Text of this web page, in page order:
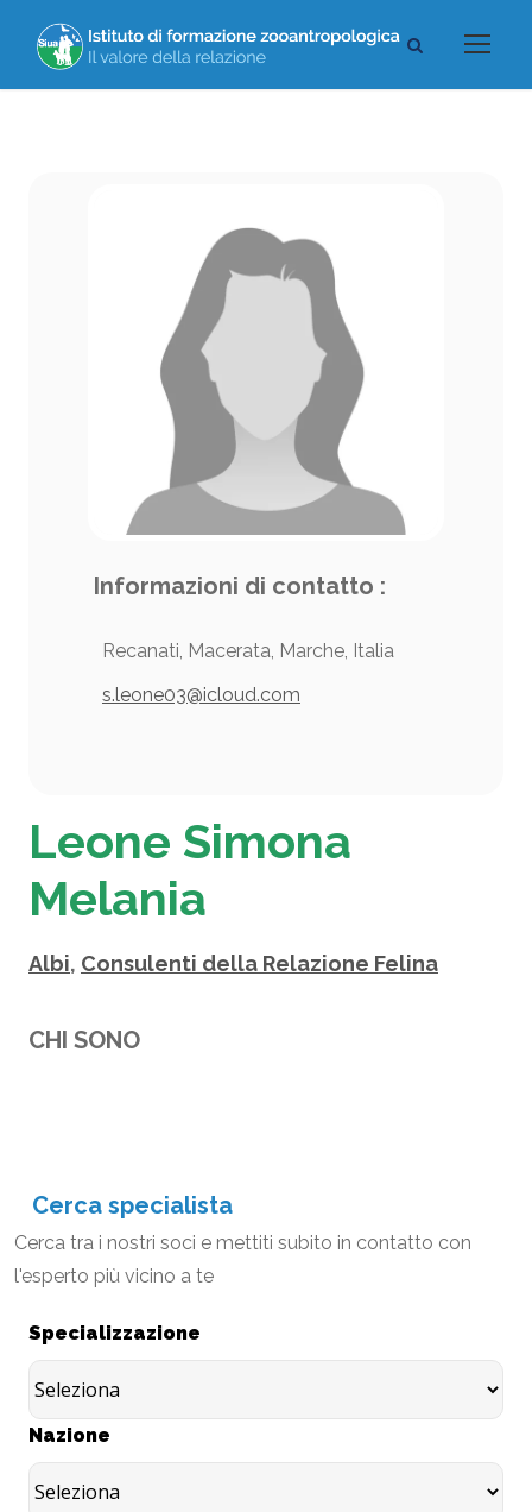
Informazioni di contatto :
Recanati, Macerata, Marche, Italia
s.leone03@icloud.com
Leone Simona
Melania
Albi, Consulenti della Relazione Felina
CHI SONO
Cerca specialista
Cerca tra i nostri soci e mettiti subito in contatto con
l'esperto più vicino a te
Specializzazione
Nazione